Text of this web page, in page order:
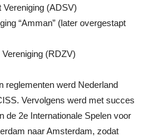
(ADSV)
“Amman” (later overgestapt
(RDZV)
reglementen werd Nederland
Vervolgens werd met succes
de 2e Internationale Spelen voor
naar Amsterdam, zodat